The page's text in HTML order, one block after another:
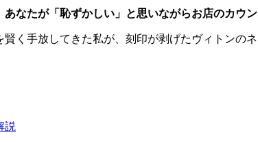
なたが「恥ずかしい」と思いながらお店のカウ
く手放してきた私が、刻印が剥げたヴィトンの
説